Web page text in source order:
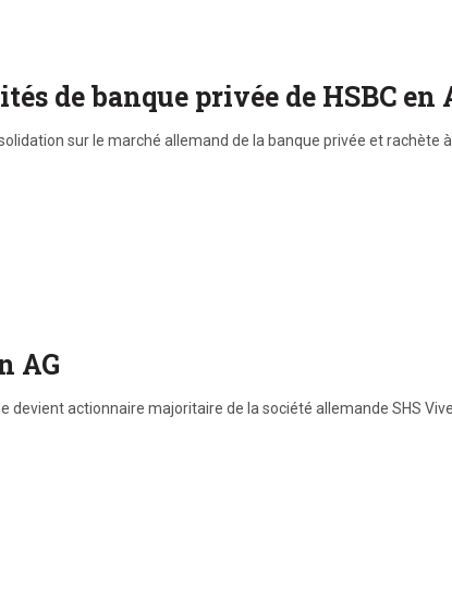
de banque privée de HSBC en
sur le marché allemand de la banque privée et rachète
AG
devient actionnaire majoritaire de la société allemande SHS